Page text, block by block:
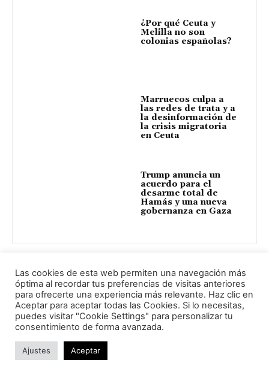
¿Por qué Ceuta y
Melilla no son
colonias españolas?
Marruecos culpa a
las redes de trata y a
la desinformación de
la crisis migratoria
en Ceuta
Trump anuncia un
acuerdo para el
desarme total de
Hamás y una nueva
gobernanza en Gaza
Dejar respuesta:
Las cookies de esta web permiten una navegación más
óptima al recordar tus preferencias de visitas anteriores
para ofrecerte una experiencia más relevante. Haz clic en
Aceptar para aceptar todas las Cookies. Si lo necesitas,
puedes visitar "Cookie Settings" para personalizar tu
consentimiento de forma avanzada.
Ajustes Aceptar